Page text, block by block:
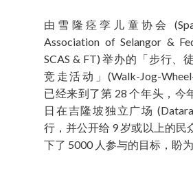
由雪隆痉孪儿童协会
Association of Selangor &
SCAS & FT) 举办的「步行、
竞走活动」(Walk-Jog-
已经来到了第 28 个年头，今
日在吉隆坡独立广场
行，并公开给 9 岁或以上的民
下了 5000 人参与的目标，盼